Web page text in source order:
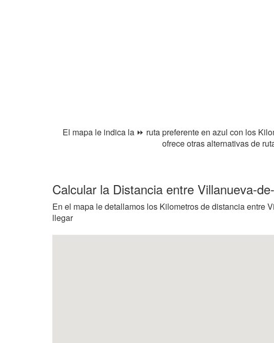
El mapa le indica la ⏩ ruta preferente en azul con los
ofrece otras alternativas de
Calcular la Distancia entre Villanueva-
En el mapa le detallamos los Kilometros de distancia entre
llegar